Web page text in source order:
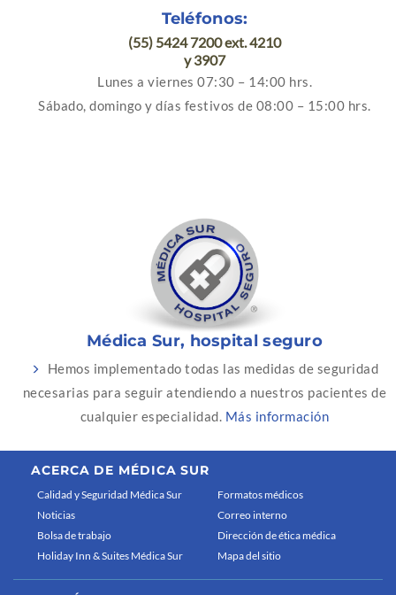
Teléfonos:
(55) 5424 7200 ext. 4210
y 3907
Lunes a viernes 07:30 – 14:00 hrs.
Sábado, domingo y días festivos de 08:00 – 15:00 hrs.
Médica Sur, hospital seguro
Hemos implementado todas las medidas de seguridad
necesarias para seguir atendiendo a nuestros pacientes de
cualquier especialidad. Más información
ACERCA DE MÉDICA SUR
Calidad y Seguridad Médica Sur
Noticias
Bolsa de trabajo
Holiday Inn & Suites Médica Sur
Formatos médicos
Correo interno
Dirección de ética médica
Mapa del sitio